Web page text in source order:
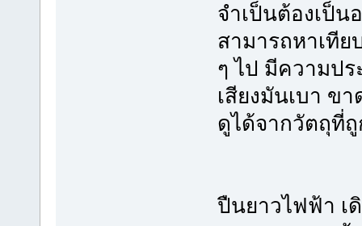
จำเป็นต้องเป็น
สามารถหาเที
ๆ ไป มีความปร
เสียงมันเบา ข
ดูได้จากวัตถุที่
ปืนยาวไฟฟ้า เ